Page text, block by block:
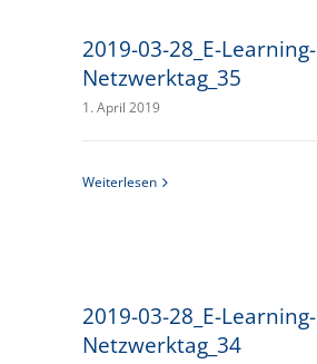
2019-03-28_E-Learning-
Netzwerktag_35
1. April 2019
Weiterlesen
2019-03-28_E-Learning-
Netzwerktag_34